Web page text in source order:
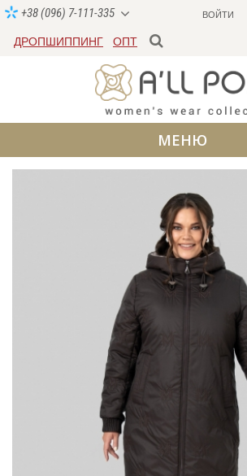
ВОЙТИ
+38 (096) 7-111-335
ДРОПШИППИНГ ОПТ
МЕНЮ